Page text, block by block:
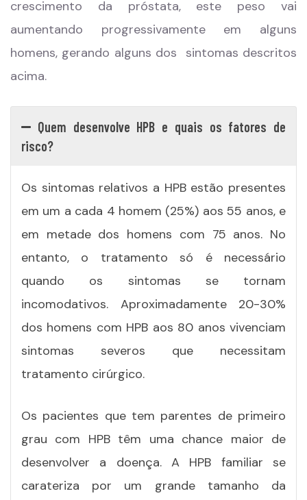
crescimento da próstata, este peso vai
aumentando progressivamente em alguns
homens, gerando alguns dos sintomas descritos
acima.
Quem desenvolve HPB e quais os fatores de
risco?
Os sintomas relativos a HPB estão presentes
em um a cada 4 homem (25%) aos 55 anos, e
em metade dos homens com 75 anos. No
entanto, o tratamento só é necessário
quando os sintomas se tornam
incomodativos. Aproximadamente 20-30%
dos homens com HPB aos 80 anos vivenciam
sintomas severos que necessitam
tratamento cirúrgico.
Os pacientes que tem parentes de primeiro
grau com HPB têm uma chance maior de
desenvolver a doença. A HPB familiar se
carateriza por um grande tamanho da